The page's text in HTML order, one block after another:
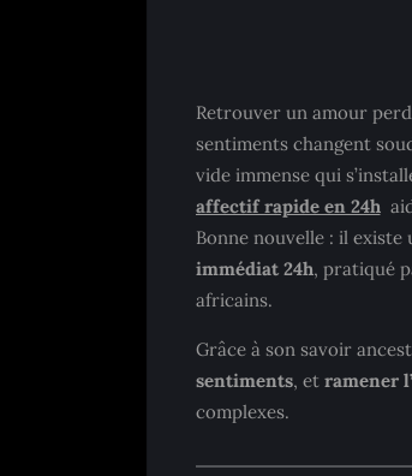
Retrouver un amour
sentiments changent
vide immense qui
affectif rapide en 24h
Bonne nouvelle : il
immédiat 24h, pratiqué
africains.
Grâce à son savoir
sentiments, et ramener
complexes.